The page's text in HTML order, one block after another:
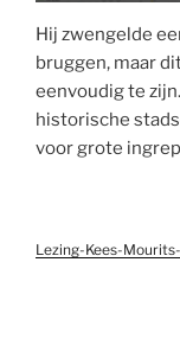
Hij zwengelde
bruggen, maar
eenvoudig te
historische
voor grote
Lezing-Kees-